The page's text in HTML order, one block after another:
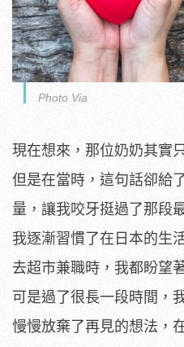
Photo Via
現在想來，那位奶奶其實
但是在當時，這句話卻給
量，讓我咬牙挺過了那段
我逐漸習慣了在日本的生
去超市兼職時，我都盼望
可是過了很長一段時間，
慢慢放棄了再見的想法，